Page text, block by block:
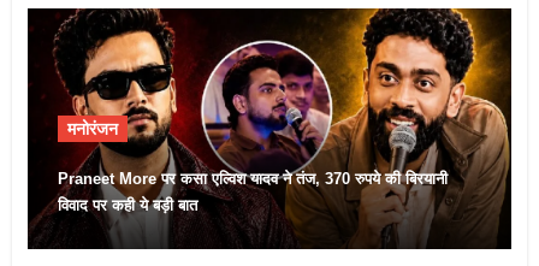
मनोरंजन
Praneet More पर कसा एल्विश यादव ने तंज, 370 रुपये की बिरयानी
विवाद पर कही ये बड़ी बात